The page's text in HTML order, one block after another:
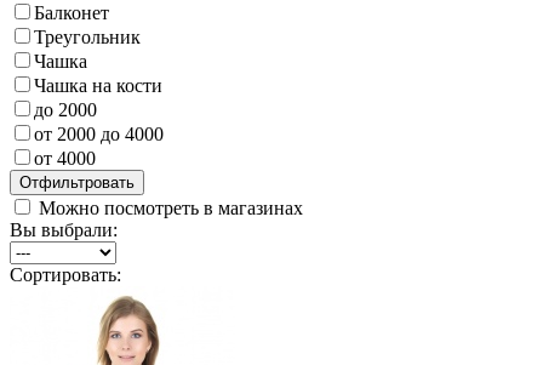
Балконет
Треугольник
Чашка
Чашка на кости
до 2000
от 2000 до 4000
от 4000
Можно посмотреть в магазинах
Вы выбрали:
Сортировать: